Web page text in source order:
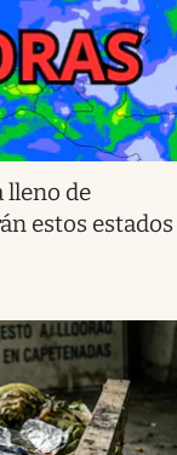
lleno de
estos estados